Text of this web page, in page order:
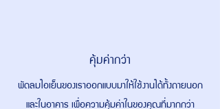
คุ้มค่ากว่า
พัดลมไอเย็นของเราออกแบบมาให้ใช้งานได้ทั้งถายนอก
และในอาคาร เพื่อความคุ้มค่าในของคุณที่มากกว่า